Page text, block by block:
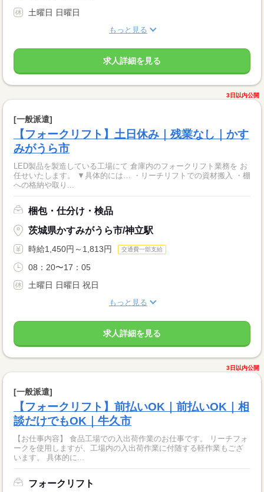
土曜日 日曜日
もっと見る
求人詳細を見る
3日以内公開
[一般派遣]
【フォークリフト】土日休み｜残業なし｜かす
みがうら市
LED製品を製造している工場にて 倉庫内のフォークリフト業務を お
任せいたします。 ▼具体的には… ・リーチリフトでの資材搬入 ・棚
への格納や取り...
梱包・仕分け・検品
茨城県かすみがうら市/神立駅
時給1,450円～1,813円 交通費一部支給
08：20〜17：05
土曜日 日曜日 祝日
もっと見る
求人詳細を見る
3日以内公開
[一般派遣]
【フォークリフト】前払いOK｜前払いOK｜相
談だけでもOK｜牛久市
【お仕事内容】 食品工場での入出荷作業のお仕事です。 リーチフォ
ークを使用しますが、工場内の入出荷作業に付随する軽作業もござ
います。 具体的に...
フォークリフト